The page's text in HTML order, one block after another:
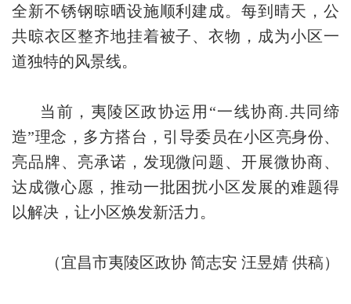
全新不锈钢晾晒设施顺利建成。每到晴天，公
共晾衣区整齐地挂着被子、衣物，成为小区一
道独特的风景线。
当前，夷陵区政协运用“一线协商.共同缔
造”理念，多方搭台，引导委员在小区亮身份、
亮品牌、亮承诺，发现微问题、开展微协商、
达成微心愿，推动一批困扰小区发展的难题得
以解决，让小区焕发新活力。
（宜昌市夷陵区政协 简志安 汪昱婧 供稿）